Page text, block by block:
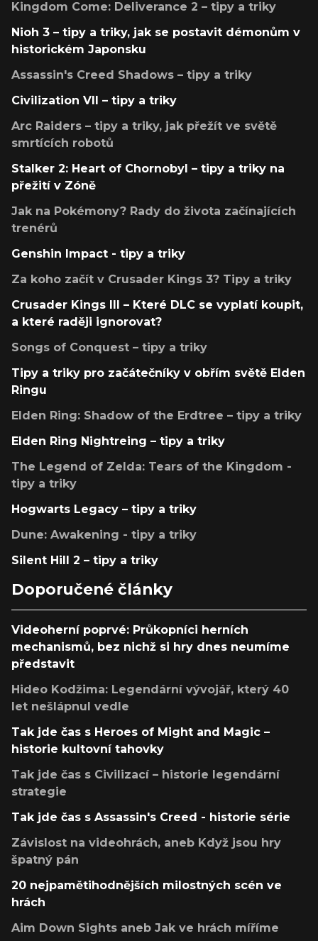
Kingdom Come: Deliverance 2 – tipy a triky
Nioh 3 – tipy a triky, jak se postavit démonům v
historickém Japonsku
Assassin's Creed Shadows – tipy a triky
Civilization VII – tipy a triky
Arc Raiders – tipy a triky, jak přežít ve světě
smrtících robotů
Stalker 2: Heart of Chornobyl – tipy a triky na
přežití v Zóně
Jak na Pokémony? Rady do života začínajících
trenérů
Genshin Impact - tipy a triky
Za koho začít v Crusader Kings 3? Tipy a triky
Crusader Kings III – Které DLC se vyplatí koupit,
a které raději ignorovat?
Songs of Conquest – tipy a triky
Tipy a triky pro začátečníky v obřím světě Elden
Ringu
Elden Ring: Shadow of the Erdtree – tipy a triky
Elden Ring Nightreing – tipy a triky
The Legend of Zelda: Tears of the Kingdom -
tipy a triky
Hogwarts Legacy – tipy a triky
Dune: Awakening - tipy a triky
Silent Hill 2 – tipy a triky
Doporučené články
Videoherní poprvé: Průkopníci herních
mechanismů, bez nichž si hry dnes neumíme
představit
Hideo Kodžima: Legendární vývojář, který 40
let nešlápnul vedle
Tak jde čas s Heroes of Might and Magic –
historie kultovní tahovky
Tak jde čas s Civilizací – historie legendární
strategie
Tak jde čas s Assassin's Creed - historie série
Závislost na videohrách, aneb Když jsou hry
špatný pán
20 nejpamětihodnějších milostných scén ve
hrách
Aim Down Sights aneb Jak ve hrách míříme